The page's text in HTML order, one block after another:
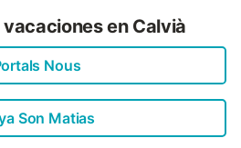
en Calvià
Nous
Son Matias